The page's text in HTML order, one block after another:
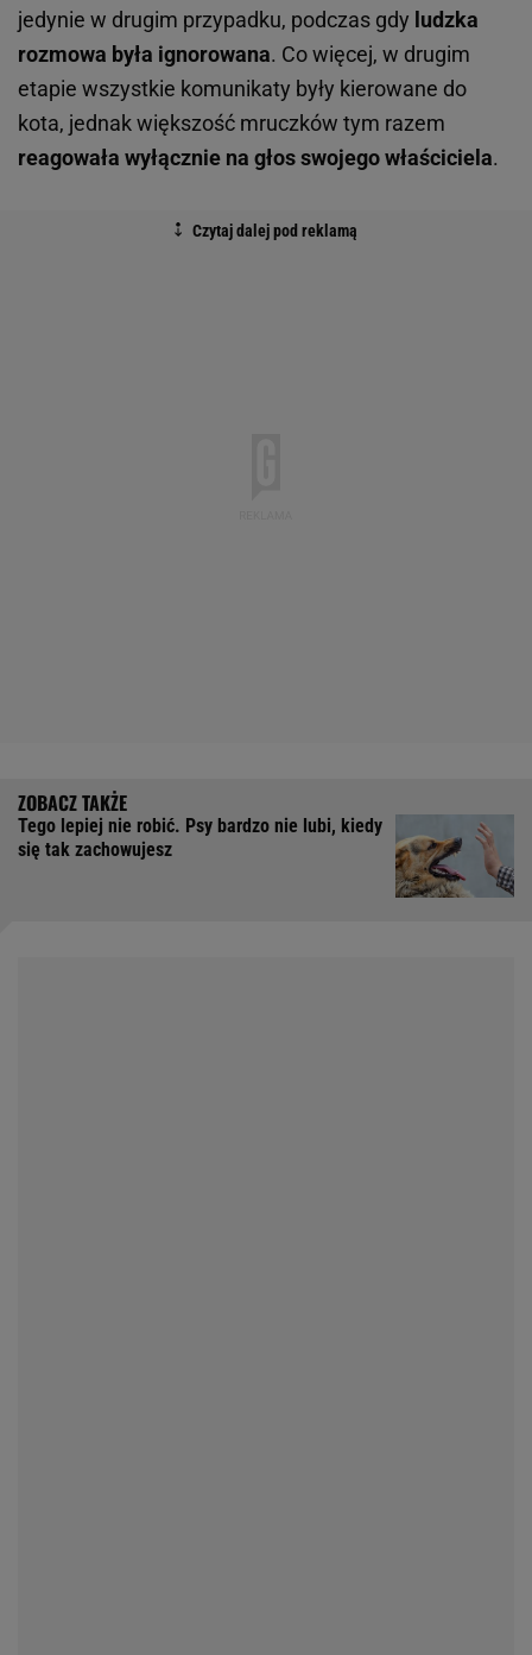
jedynie w drugim przypadku, podczas gdy ludzka
rozmowa była ignorowana. Co więcej, w drugim
etapie wszystkie komunikaty były kierowane do
kota, jednak większość mruczków tym razem
reagowała wyłącznie na głos swojego właściciela.
Tego lepiej nie robić. Psy bardzo nie lubi, kiedy
się tak zachowujesz